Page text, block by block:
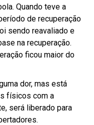
Quando teve a
de recuperação
sendo reavaliado e
na recuperação.
ficou maior do
dor, mas está
físicos com a
será liberado para